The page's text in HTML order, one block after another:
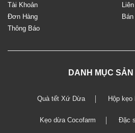
Tài Khoản
Đơn Hàng
Thông Báo
DANH MỤC SẢN
Quà tết Xứ Dừa Hộp kẹo
Kẹo dừa Cocofarm Đặc